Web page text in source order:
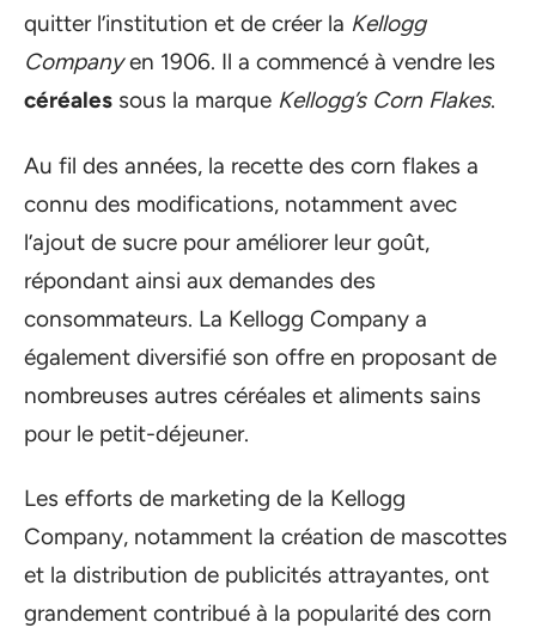
quitter l’institution et de créer la Kellogg
Companyen 1906. Il a commencé à vendre les
céréales sous la marque Kellogg’s Corn Flakes.
Au fil des années, la recette des corn flakes a
connu des modifications, notamment avec
l’ajout de sucre pour améliorer leur goût,
répondant ainsi aux demandes des
consommateurs. La Kellogg Company a
également diversifié son offre en proposant de
nombreuses autres céréales et aliments sains
pour le petit-déjeuner.
Les efforts de marketing de la Kellogg
Company, notamment la création de mascottes
et la distribution de publicités attrayantes, ont
grandement contribué à la popularité des corn